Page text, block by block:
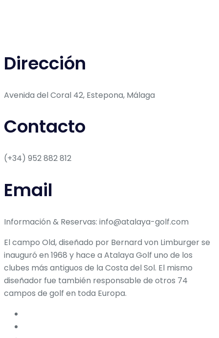
Dirección
Avenida del Coral 42, Estepona, Málaga
Contacto
(+34) 952 882 812
Email
Información & Reservas: info@atalaya-golf.com
El campo Old, diseñado por Bernard von Limburger se
inauguró en 1968 y hace a Atalaya Golf uno de los
clubes más antiguos de la Costa del Sol. El mismo
diseñador fue también responsable de otros 74
campos de golf en toda Europa.